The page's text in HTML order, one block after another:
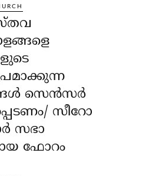
സെൻസർ
സീറോ
സഭാ
ഫോറം